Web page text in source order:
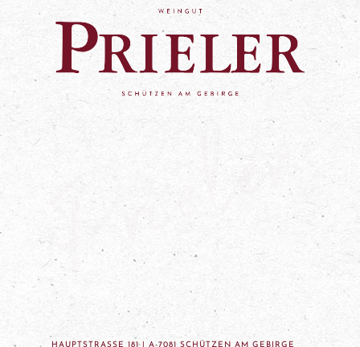
HAUPTSTRASSE 181 | A-7081 SCHÜTZEN AM GEBIRGE